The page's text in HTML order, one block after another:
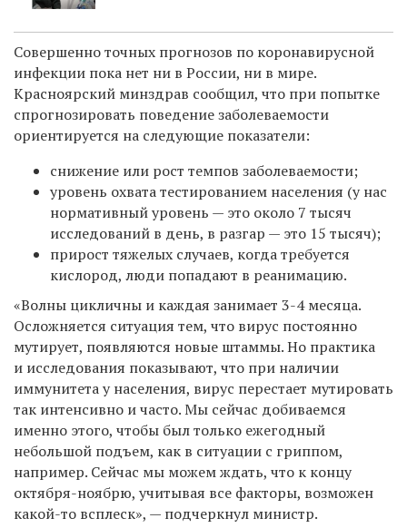
Совершенно точных прогнозов по коронавирусной
инфекции пока нет ни в России, ни в мире.
Красноярский минздрав сообщил, что при попытке
спрогнозировать поведение заболеваемости
ориентируется на следующие показатели:
снижение или рост темпов заболеваемости;
уровень охвата тестированием населения (у нас
нормативный уровень — это около 7 тысяч
исследований в день, в разгар — это 15 тысяч);
прирост тяжелых случаев, когда требуется
кислород, люди попадают в реанимацию.
«Волны цикличны и каждая занимает 3-4 месяца.
Осложняется ситуация тем, что вирус постоянно
мутирует, появляются новые штаммы. Но практика
и исследования показывают, что при наличии
иммунитета у населения, вирус перестает мутировать
так интенсивно и часто. Мы сейчас добиваемся
именно этого, чтобы был только ежегодный
небольшой подъем, как в ситуации с гриппом,
например. Сейчас мы можем ждать, что к концу
октября-ноябрю, учитывая все факторы, возможен
какой-то всплеск», — подчеркнул министр.